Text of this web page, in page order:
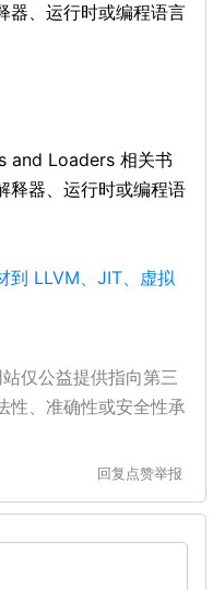
器、运行时或编程语言
and Loaders 相关书
释器、运行时或编程语
到 LLVM、JIT、虚拟
仅公益提供指向第三
性、准确性或安全性承
回复 点赞举报